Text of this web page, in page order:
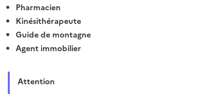
Pharmacien
Kinésithérapeute
Guide de montagne
Agent immobilier
Attention